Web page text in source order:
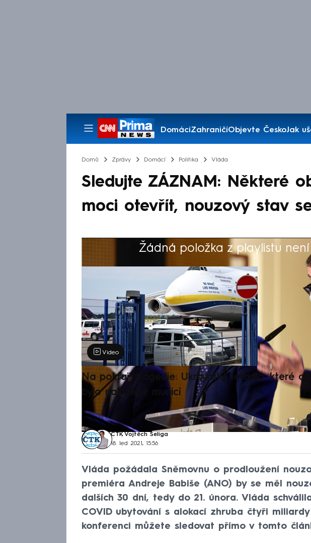
DomácíZahraničíObjevte ČeskoJak
Pořady
Domů Zprávy Domácí Politika Vláda
Sledujte ZÁZNAM: Některé
moci otevřít, nouzový stav
Žádná položka z playlistu
Výběr redakce
Video
Na pokraji tragédie: Ukrajinské letadlo, které
bylo naložené municí
ČTK, Vojtěch Šeliga
18. led 2021, 15:56
Vláda požádala Sněmovnu o prodloužení
premiéra Andreje Babiše (ANO) by se měl
dalších 30 dní, tedy do 21. února. Vláda
COVID ubytování s alokací zhruba čtyři miliardy
konferenci můžete sledovat přímo v tomto